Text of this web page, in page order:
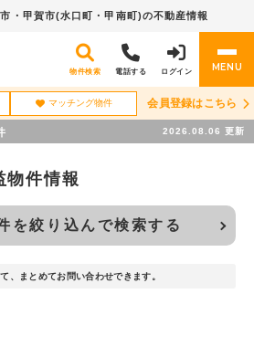
・ 甲賀市(水口町・甲南町)の不動産情報
物件検索 電話する ログイン MENU
マッチング物件 会員登録はこちら
2026.08.06 更新
物件情報
を絞り込んで検索する
、まとめてお問い合わせできます。